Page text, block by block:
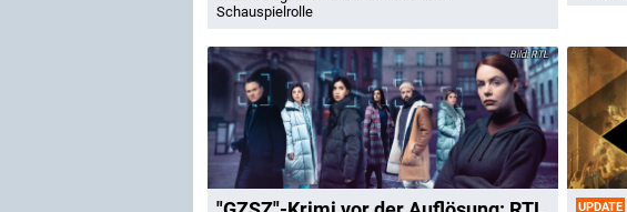
Schauspielrolle
RTL
UPDATE